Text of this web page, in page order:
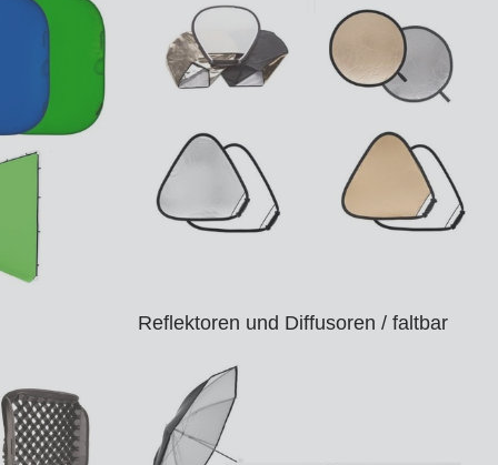
Reflektoren und Diffusoren / faltbar